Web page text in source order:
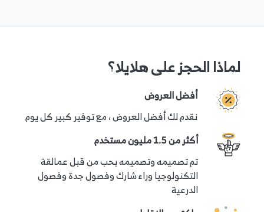
لماذا الحجز على هلايلا؟
أفضل العروض
نقدم لك أفضل العروض ، مع توفير كبير كل يوم
أكثر من 1.5 مليون مستخدم
تم تصميمه وتصميمه بحب من قبل عمالقة
التكنولوجيا وراء شارك وفصول جدة وفصول
الدرعية